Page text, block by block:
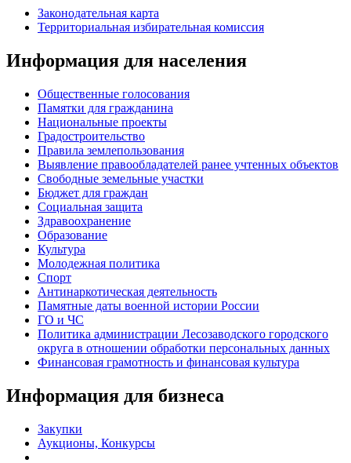
Законодательная карта
Территориальная избирательная комиссия
Информация для населения
Общественные голосования
Памятки для гражданина
Национальные проекты
Градостроительство
Правила землепользования
Выявление правообладателей ранее учтенных объектов
Свободные земельные участки
Бюджет для граждан
Социальная защита
Здравоохранение
Образование
Культура
Молодежная политика
Спорт
Антинаркотическая деятельность
Памятные даты военной истории России
ГО и ЧС
Политика администрации Лесозаводского городского
округа в отношении обработки персональных данных
Финансовая грамотность и финансовая культура
Информация для бизнеса
Закупки
Аукционы, Конкурсы